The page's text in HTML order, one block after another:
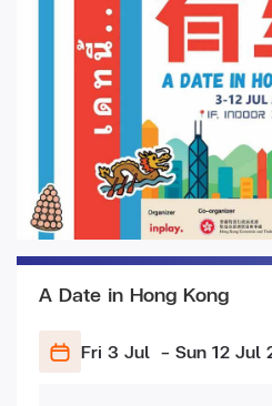
A Date in Hong Kong
Fri 3 Jul - Sun 12 Jul